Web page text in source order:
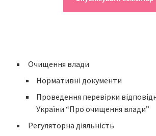
Очищення влади
Нормативні документи
Проведення перевірки
України “Про очищення влади”
Регуляторна діяльність